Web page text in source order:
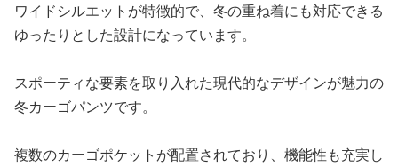
ワイドシルエットが特徴的で、冬の重ね着にも対応できる
ゆったりとした設計になっています。
スポーティな要素を取り入れた現代的なデザインが魅力の
冬カーゴパンツです。
複数のカーゴポケットが配置されており、機能性も充実し